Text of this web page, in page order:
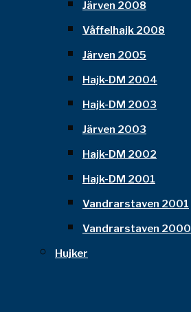
Järven 2008
Våffelhajk 2008
Järven 2005
Hajk-DM 2004
Hajk-DM 2003
Järven 2003
Hajk-DM 2002
Hajk-DM 2001
Vandrarstaven 2001
Vandrarstaven 2000
Hujker